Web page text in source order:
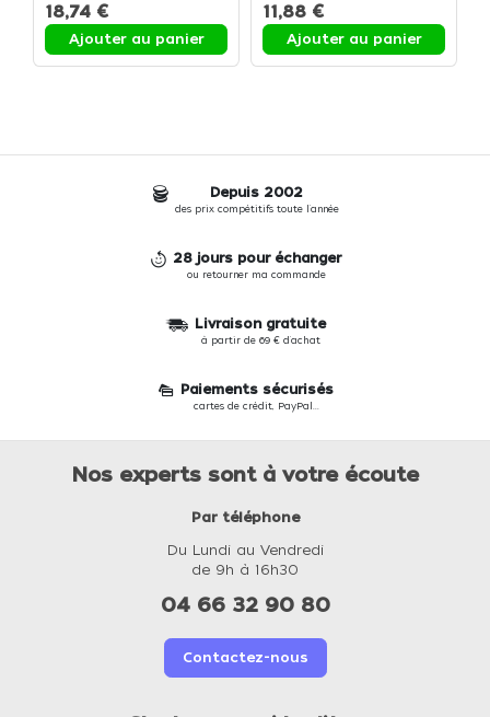
18,74 €
Ajouter au panier
11,88 €
Ajouter au panier
Depuis 2002
des prix compétitifs toute l'année
28 jours pour échanger
ou retourner ma commande
Livraison gratuite
à partir de 69 € d'achat
Paiements sécurisés
cartes de crédit, PayPal...
Nos experts sont à votre écoute
Par téléphone
Du Lundi au Vendredi
de 9h à 16h30
04 66 32 90 80
Contactez-nous